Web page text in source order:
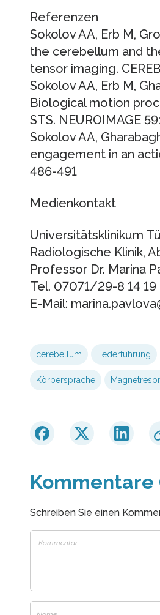
Referenzen
Sokolov AA, Erb M,
the cerebellum and
tensor imaging.
Sokolov AA, Erb M,
Biological motion
STS. NEUROIMAGE
Sokolov AA,
engagement in an
486-491
Medienkontakt
Universitätsklinikum
Radiologische Klinik,
Professor Dr. Marina
Tel. 07071/29-8 14 19
E-Mail:
cerebellum Federführung
Körpersprache
Kommentare
Schreiben Sie einen